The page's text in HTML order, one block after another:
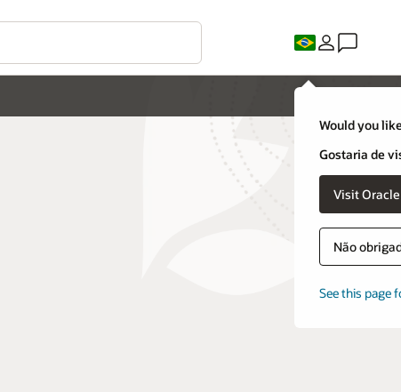
Would you
Gostaria de
Visit
Não
See this page